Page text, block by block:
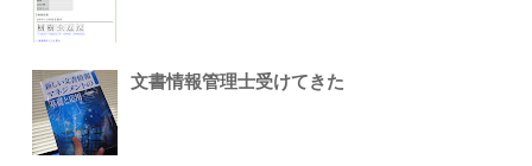
文書情報管理士受けてきた